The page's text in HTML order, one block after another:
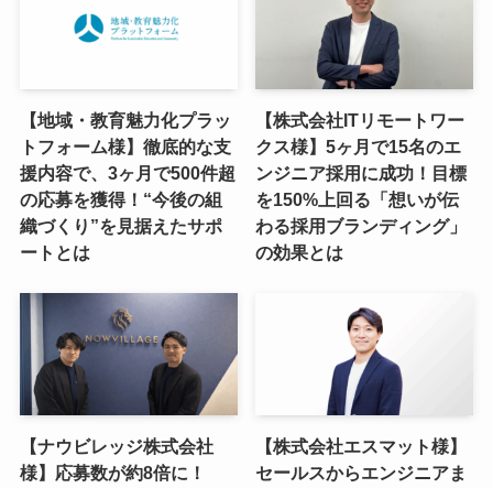
【地域・教育魅力化プラッ
トフォーム様】徹底的な支
援内容で、3ヶ月で500件超
の応募を獲得！“今後の組
織づくり”を見据えたサポ
ートとは
【株式会社ITリモートワー
クス様】5ヶ月で15名のエ
ンジニア採用に成功！目標
を150%上回る「想いが伝
わる採用ブランディング」
の効果とは
【ナウビレッジ株式会社
様】応募数が約8倍に！
【株式会社エスマット様】
セールスからエンジニアま